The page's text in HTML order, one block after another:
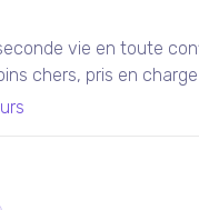
vie en toute
chers, pris en
France ou chez nos